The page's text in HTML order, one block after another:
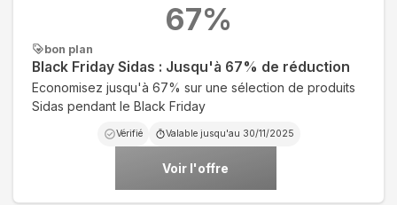
bon plan
Black Friday Sidas : Jusqu'à 67% de réduction
Economisez jusqu'à 67% sur une sélection de produits
Sidas pendant le Black Friday
Vérifié Valable jusqu'au 30/11/2025
Voir l'offre
67%